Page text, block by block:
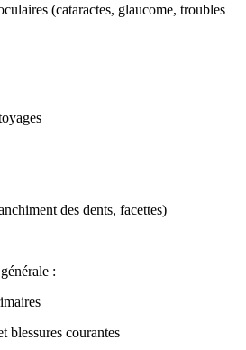
(cataractes, glaucome, troubles
des dents, facettes)
:
blessures courantes